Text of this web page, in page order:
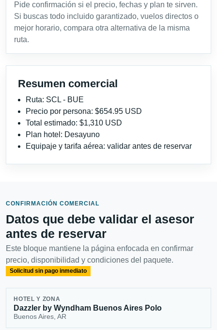
Pide confirmación si el precio, fechas y plan te sirven.
Si buscas todo incluido garantizado, vuelos directos o
mejor horario, compara otra alternativa de la misma
ruta.
Resumen comercial
Ruta: SCL - BUE
Precio por persona: $654.95 USD
Total estimado: $1,310 USD
Plan hotel: Desayuno
Equipaje y tarifa aérea: validar antes de reservar
CONFIRMACIÓN COMERCIAL
Datos que debe validar el asesor
antes de reservar
Este bloque mantiene la página enfocada en confirmar
precio, disponibilidad y condiciones del paquete.
Solicitud sin pago inmediato
HOTEL Y ZONA
Dazzler by Wyndham Buenos Aires Polo
Buenos Aires, AR